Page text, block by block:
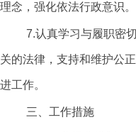
理念，强化依法行政意识。
7.认真学习与履职密
关的法律，支持和维护公
进工作。
三、工作措施